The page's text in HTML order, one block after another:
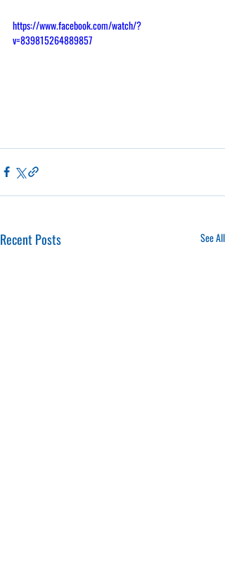
https://www.facebook.com/watch/?
v=839815264889857
Recent Posts See All